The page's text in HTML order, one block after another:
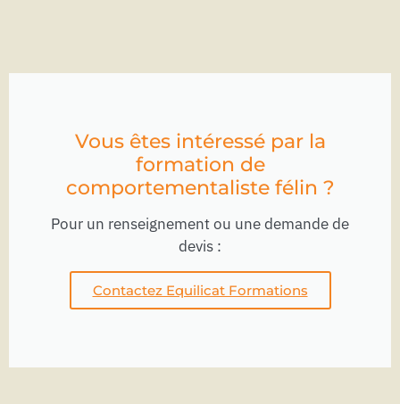
Vous êtes intéressé par la
formation de
comportementaliste félin ?
Pour un renseignement ou une demande de
devis :
Contactez Equilicat Formations